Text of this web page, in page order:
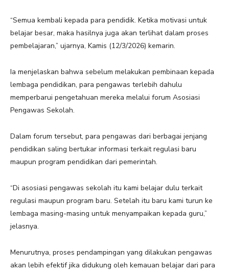
“Semua kembali kepada para pendidik. Ketika motivasi untuk
belajar besar, maka hasilnya juga akan terlihat dalam proses
pembelajaran,” ujarnya, Kamis (12/3/2026) kemarin.
Ia menjelaskan bahwa sebelum melakukan pembinaan kepada
lembaga pendidikan, para pengawas terlebih dahulu
memperbarui pengetahuan mereka melalui forum Asosiasi
Pengawas Sekolah.
Dalam forum tersebut, para pengawas dari berbagai jenjang
pendidikan saling bertukar informasi terkait regulasi baru
maupun program pendidikan dari pemerintah.
“Di asosiasi pengawas sekolah itu kami belajar dulu terkait
regulasi maupun program baru. Setelah itu baru kami turun ke
lembaga masing-masing untuk menyampaikan kepada guru,”
jelasnya.
Menurutnya, proses pendampingan yang dilakukan pengawas
akan lebih efektif jika didukung oleh kemauan belajar dari para